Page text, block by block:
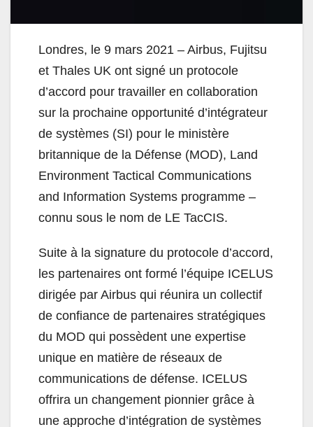
Londres, le 9 mars 2021 – Airbus, Fujitsu
et Thales UK ont signé un protocole
d’accord pour travailler en collaboration
sur la prochaine opportunité d’intégrateur
de systèmes (SI) pour le ministère
britannique de la Défense (MOD), Land
Environment Tactical Communications
and Information Systems programme –
connu sous le nom de LE TacCIS.
Suite à la signature du protocole d’accord,
les partenaires ont formé l’équipe ICELUS
dirigée par Airbus qui réunira un collectif
de confiance de partenaires stratégiques
du MOD qui possèdent une expertise
unique en matière de réseaux de
communications de défense. ICELUS
offrira un changement pionnier grâce à
une approche d’intégration de systèmes